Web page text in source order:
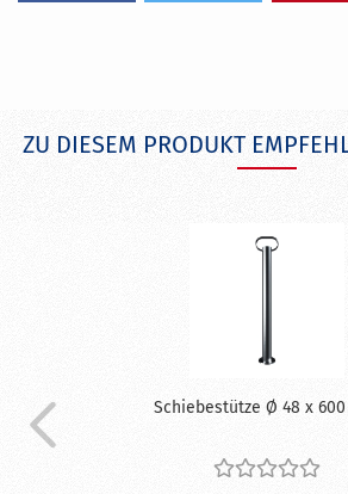
ZU DIESEM PRODUKT
Schiebestütze Ø 48 x